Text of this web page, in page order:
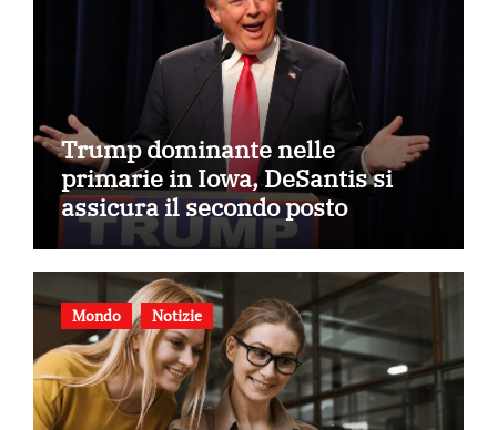
Trump dominante nelle
primarie in Iowa, DeSantis si
assicura il secondo posto
Mondo Notizie